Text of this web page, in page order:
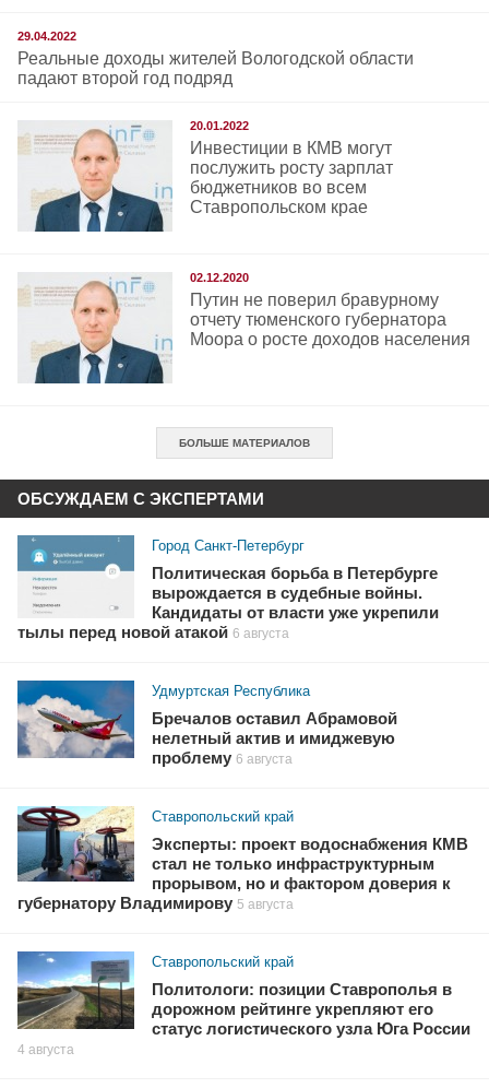
29.04.2022
Реальные доходы жителей Вологодской области
падают второй год подряд
20.01.2022
Инвестиции в КМВ могут
послужить росту зарплат
бюджетников во всем
Ставропольском крае
02.12.2020
Путин не поверил бравурному
отчету тюменского губернатора
Моора о росте доходов населения
БОЛЬШЕ МАТЕРИАЛОВ
ОБСУЖДАЕМ С ЭКСПЕРТАМИ
Город Санкт-Петербург
Политическая борьба в Петербурге
вырождается в судебные войны.
Кандидаты от власти уже укрепили
тылы перед новой атакой 6 августа
Удмуртская Республика
Бречалов оставил Абрамовой
нелетный актив и имиджевую
проблему 6 августа
Ставропольский край
Эксперты: проект водоснабжения КМВ
стал не только инфраструктурным
прорывом, но и фактором доверия к
губернатору Владимирову 5 августа
Ставропольский край
Политологи: позиции Ставрополья в
дорожном рейтинге укрепляют его
статус логистического узла Юга России
4 августа